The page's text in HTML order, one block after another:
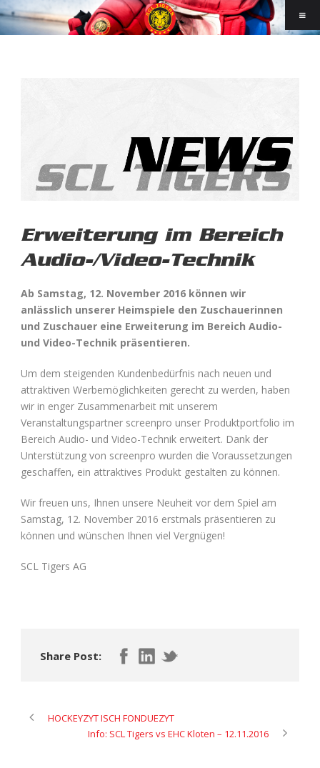
Erweiterung im Bereich
Audio-/Video-Technik
Ab Samstag, 12. November 2016 können wir
anlässlich unserer Heimspiele den Zuschauerinnen
und Zuschauer eine Erweiterung im Bereich Audio-
und Video-Technik präsentieren.
Um dem steigenden Kundenbedürfnis nach neuen und
attraktiven Werbemöglichkeiten gerecht zu werden, haben
wir in enger Zusammenarbeit mit unserem
Veranstaltungspartner screenpro unser Produktportfolio im
Bereich Audio- und Video-Technik erweitert. Dank der
Unterstützung von screenpro wurden die Voraussetzungen
geschaffen, ein attraktives Produkt gestalten zu können.
Wir freuen uns, Ihnen unsere Neuheit vor dem Spiel am
Samstag, 12. November 2016 erstmals präsentieren zu
können und wünschen Ihnen viel Vergnügen!
SCL Tigers AG
Share Post:
HOCKEYZYT ISCH FONDUEZYT
Info: SCL Tigers vs EHC Kloten – 12.11.2016